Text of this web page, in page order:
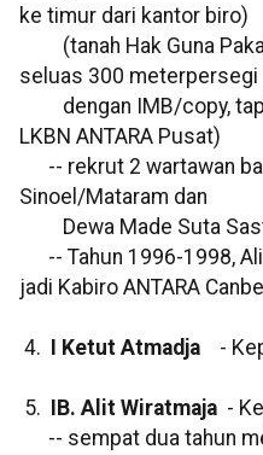
ke timur dari kantor biro)
(tanah Hak Guna
seluas 300 meterpersegi
dengan IMB/copy, tapi
LKBN ANTARA Pusat)
-- rekrut 2 wartawan
Sinoel/Mataram dan
Dewa Made Suta
-- Tahun 1996-1998,
jadi Kabiro ANTARA
4. I Ketut Atmadja -
5. IB. Alit Wiratmaja -
-- sempat dua tahun